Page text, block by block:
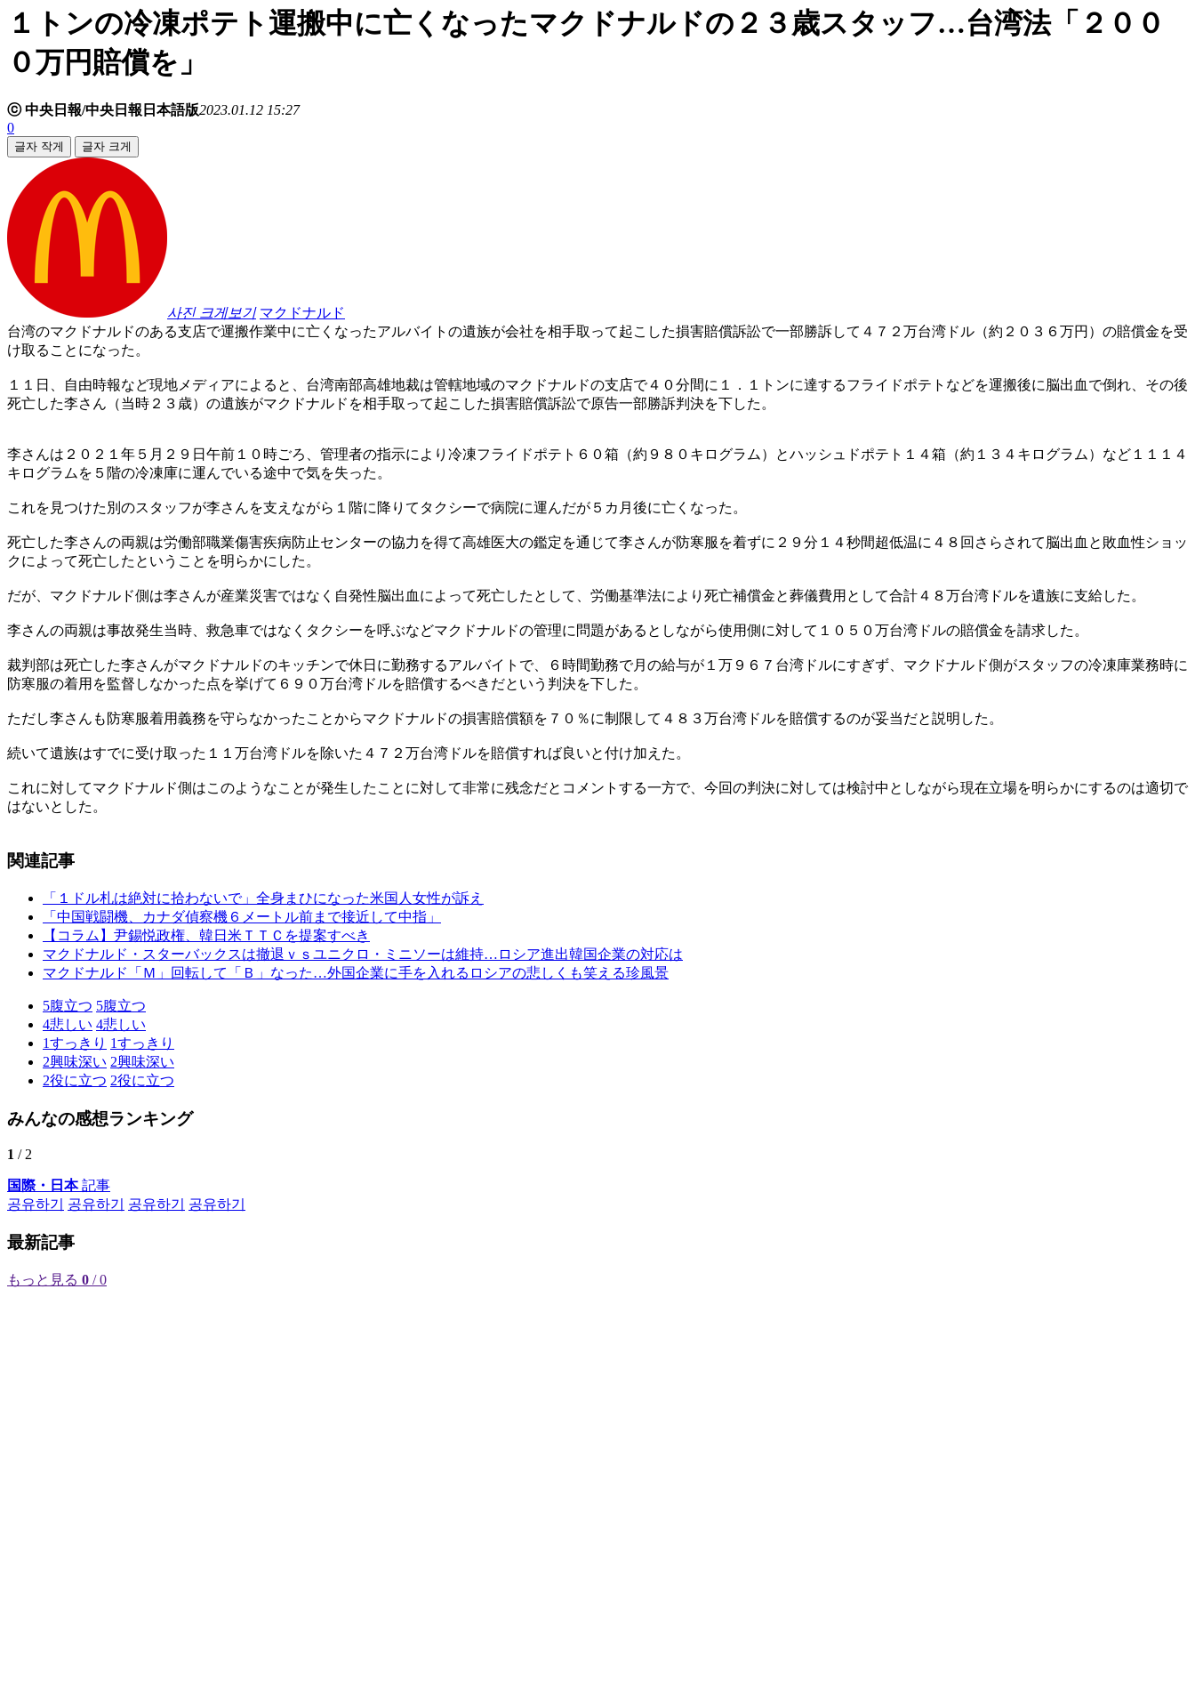
１トンの冷凍ポテト運搬中に亡くなったマクドナルドの２３歳スタッフ…台湾法「２００
０万円賠償を」
ⓒ 中央日報/中央日報日本語版2023.01.12 15:27
0
글자 작게 글자 크게
사진 크게보기 マクドナルド
台湾のマクドナルドのある支店で運搬作業中に亡くなったアルバイトの遺族が会社を相手取って起こした損害賠償訴訟で一部勝訴して４７２万台湾ドル（約２０３６万円）の賠償金を受
け取ることになった。
１１日、自由時報など現地メディアによると、台湾南部高雄地裁は管轄地域のマクドナルドの支店で４０分間に１．１トンに達するフライドポテトなどを運搬後に脳出血で倒れ、その後
死亡した李さん（当時２３歳）の遺族がマクドナルドを相手取って起こした損害賠償訴訟で原告一部勝訴判決を下した。
李さんは２０２１年５月２９日午前１０時ごろ、管理者の指示により冷凍フライドポテト６０箱（約９８０キログラム）とハッシュドポテト１４箱（約１３４キログラム）など１１１４
キログラムを５階の冷凍庫に運んでいる途中で気を失った。
これを見つけた別のスタッフが李さんを支えながら１階に降りてタクシーで病院に運んだが５カ月後に亡くなった。
死亡した李さんの両親は労働部職業傷害疾病防止センターの協力を得て高雄医大の鑑定を通じて李さんが防寒服を着ずに２９分１４秒間超低温に４８回さらされて脳出血と敗血性ショッ
クによって死亡したということを明らかにした。
だが、マクドナルド側は李さんが産業災害ではなく自発性脳出血によって死亡したとして、労働基準法により死亡補償金と葬儀費用として合計４８万台湾ドルを遺族に支給した。
李さんの両親は事故発生当時、救急車ではなくタクシーを呼ぶなどマクドナルドの管理に問題があるとしながら使用側に対して１０５０万台湾ドルの賠償金を請求した。
裁判部は死亡した李さんがマクドナルドのキッチンで休日に勤務するアルバイトで、６時間勤務で月の給与が１万９６７台湾ドルにすぎず、マクドナルド側がスタッフの冷凍庫業務時に
防寒服の着用を監督しなかった点を挙げて６９０万台湾ドルを賠償するべきだという判決を下した。
ただし李さんも防寒服着用義務を守らなかったことからマクドナルドの損害賠償額を７０％に制限して４８３万台湾ドルを賠償するのが妥当だと説明した。
続いて遺族はすでに受け取った１１万台湾ドルを除いた４７２万台湾ドルを賠償すれば良いと付け加えた。
これに対してマクドナルド側はこのようなことが発生したことに対して非常に残念だとコメントする一方で、今回の判決に対しては検討中としながら現在立場を明らかにするのは適切で
はないとした。
関連記事
「１ドル札は絶対に拾わないで」全身まひになった米国人女性が訴え
「中国戦闘機、カナダ偵察機６メートル前まで接近して中指」
【コラム】尹錫悦政権、韓日米ＴＴＣを提案すべき
マクドナルド・スターバックスは撤退ｖｓユニクロ・ミニソーは維持…ロシア進出韓国企業の対応は
マクドナルド「Ｍ」回転して「Ｂ」なった…外国企業に手を入れるロシアの悲しくも笑える珍風景
5腹立つ 5腹立つ
4悲しい 4悲しい
1すっきり 1すっきり
2興味深い 2興味深い
2役に立つ 2役に立つ
みんなの感想ランキング
1 / 2
国際・日本記事
공유하기
공유하기 공유하기 공유하기
最新記事
もっと見る 0 / 0